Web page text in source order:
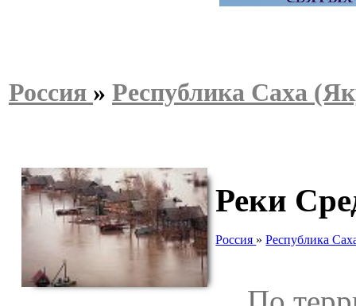
Россия » Республика Саха
Реки
Россия »Республика